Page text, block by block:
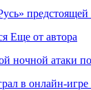
Еще от автора
ночной атаки
в онлайн-